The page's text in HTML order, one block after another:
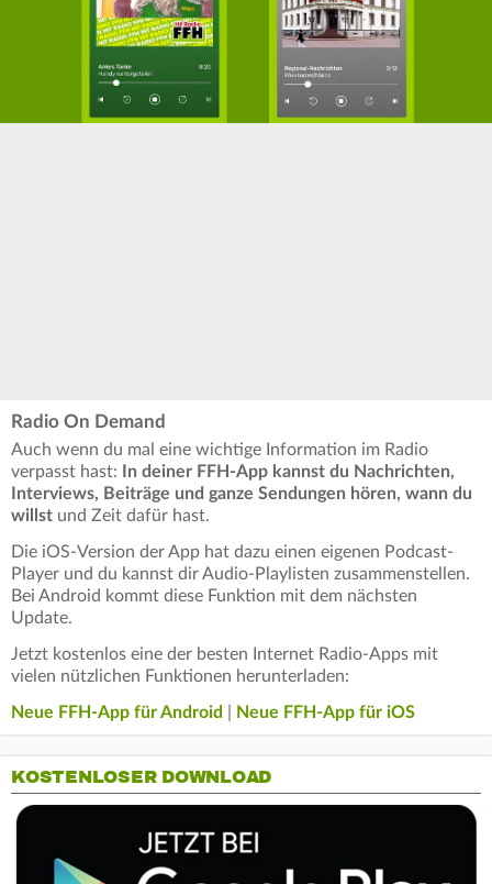
Radio On Demand
Auch wenn du mal eine wichtige Information im Radio
verpasst hast:
In deiner FFH-App kannst du Nachrichten,
Interviews, Beiträge und ganze Sendungen hören, wann du
willst und Zeit dafür hast.
Die iOS-Version der App hat dazu einen eigenen Podcast-
Player und du kannst dir Audio-Playlisten zusammenstellen.
Bei Android kommt diese Funktion mit dem nächsten
Update.
Jetzt kostenlos eine der besten Internet Radio-Apps mit
vielen nützlichen Funktionen herunterladen:
Neue FFH-App für Android Neue FFH-App für iOS
KOSTENLOSER DOWNLOAD